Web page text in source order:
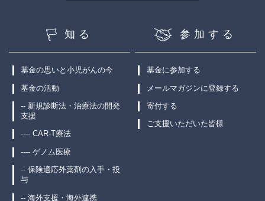
知る
基金の思いと小児がんの今
基金の活動
-- 新規診断法・治療法の開発
支援
---- CAR-T療法
---- ゲノム医療
-- 保険適応外薬剤の入手・投
与
-- 海外支援・海外連携
参加する
基金に参加する
メールマガジンに登録する
寄付する
ご支援いただいた皆様